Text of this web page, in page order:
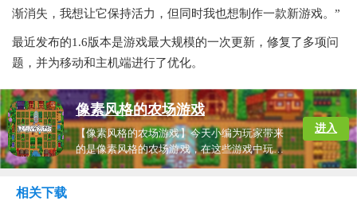
渐消失，我想让它保持活力，但同时我也想制作一款新游戏。”
最近发布的1.6版本是游戏最大规模的一次更新，修复了多项问
题，并为移动和主机端进行了优化。
像素风格的农场游戏
【像素风格的农场游戏】今天小编为玩家带来
的是像素风格的农场游戏，在这些游戏中玩家
可以自由的建造自己的农场，种植各种作物，
进入
相关下载